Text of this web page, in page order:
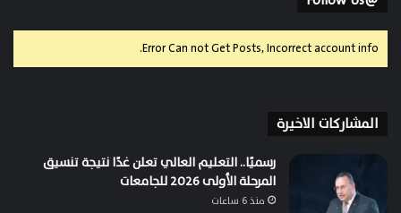
Error Can not Get Posts, Incorrect account info.
المشاركات الاخيرة
رسميًا.. التعليم العالي تعلن غدًا نتيجة تنسيق
المرحلة الأولى 2026 للجامعات
منذ 6 ساعات